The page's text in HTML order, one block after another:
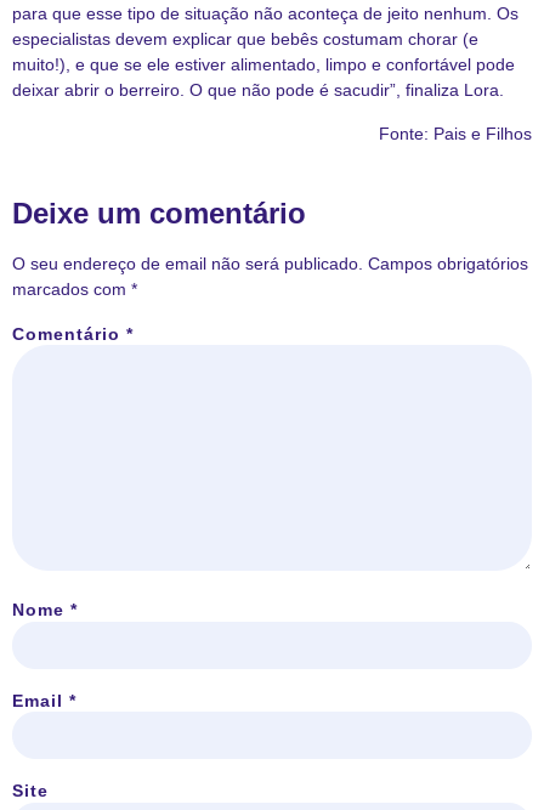
para que esse tipo de situação não aconteça de jeito nenhum. Os
especialistas devem explicar que bebês costumam chorar (e
muito!), e que se ele estiver alimentado, limpo e confortável pode
deixar abrir o berreiro. O que não pode é sacudir”, finaliza Lora.
Fonte: Pais e Filhos
Deixe um comentário
O seu endereço de email não será publicado. Campos obrigatórios
marcados com *
Comentário *
Nome *
Email *
Site